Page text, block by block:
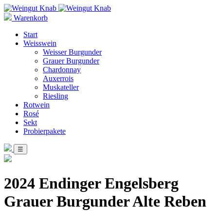
Warenkorb
Start
Weisswein
Weisser Burgunder
Grauer Burgunder
Chardonnay
Auxerrois
Muskateller
Riesling
Rotwein
Rosé
Sekt
Probierpakete
☰
2024 Endinger Engelsberg
Grauer Burgunder Alte Reben